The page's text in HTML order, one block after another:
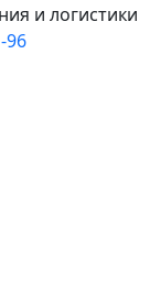
и логистики
96